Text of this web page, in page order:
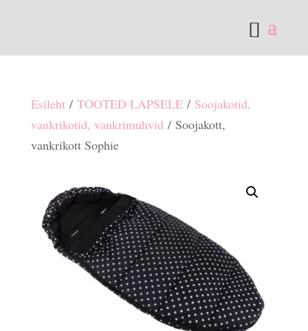
Esileht/ TOOTED LAPSELE/ Soojakotid,
vankrikotid, vankrimuhvid/ Soojakott,
vankrikott Sophie